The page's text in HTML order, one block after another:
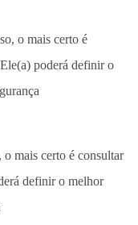
mais certo é consultar
definir o melhor